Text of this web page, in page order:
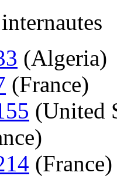
(Algeria)
(France)
(United
(France)